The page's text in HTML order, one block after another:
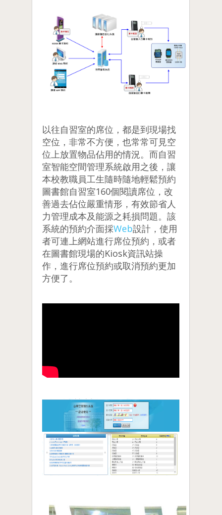
以往自習室的席位，都是到現場找
空位，非常不方便，也常常可見空
位上放置物品佔用的情況。而自習
室智能空間管理系統啟用之後，讓
本校教職員工生隨時隨地輕鬆預約
圖書館自習室160個閱讀席位，改
善過去佔位嚴重情形，有效節省人
力管理成本及能源之耗損問題。該
系統的預約介面採Web設計，使用
者可連上網站進行席位預約，或者
在圖書館現場的Kiosk資訊站操
作，進行席位預約或取消預約更加
方便了。